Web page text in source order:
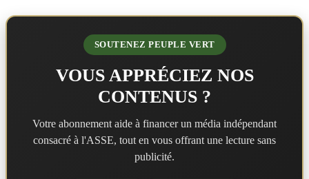
SOUTENEZ PEUPLE VERT
VOUS APPRÉCIEZ NOS
CONTENUS ?
Votre abonnement aide à financer un média indépendant
consacré à l'ASSE, tout en vous offrant une lecture sans
publicité.